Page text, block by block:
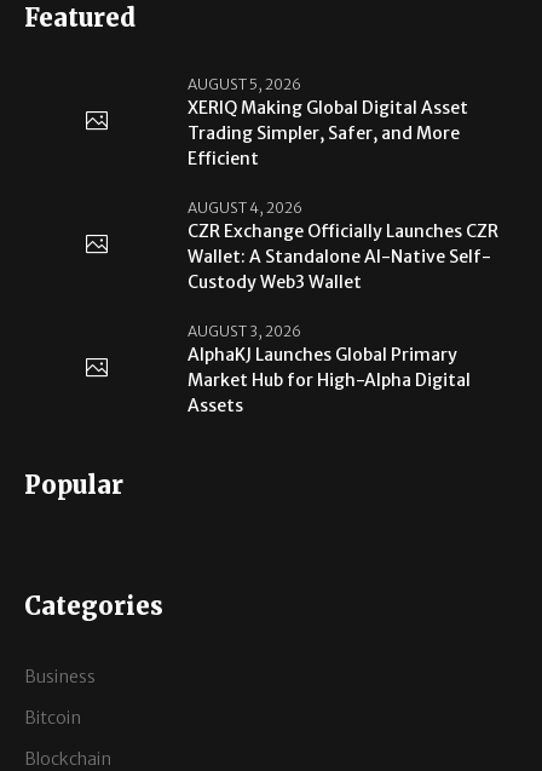
Featured
AUGUST 5, 2026
XERIQ Making Global Digital Asset
Trading Simpler, Safer, and More
Efficient
AUGUST 4, 2026
CZR Exchange Officially Launches CZR
Wallet: A Standalone AI-Native Self-
Custody Web3 Wallet
AUGUST 3, 2026
AlphaKJ Launches Global Primary
Market Hub for High-Alpha Digital
Assets
Popular
Categories
Business
Bitcoin
Blockchain